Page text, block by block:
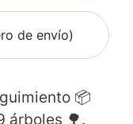
de envío)
📦
árboles 🌳.